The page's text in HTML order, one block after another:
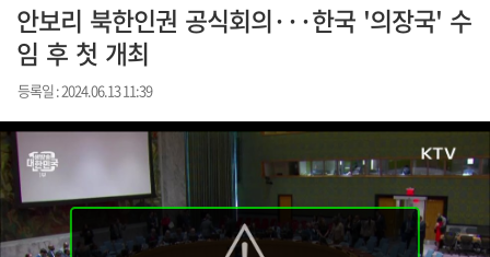
안보리 북한인권 공식회의···한국 '의장국' 수
임 후 첫 개최
등록일 : 2024.06.13 11:39